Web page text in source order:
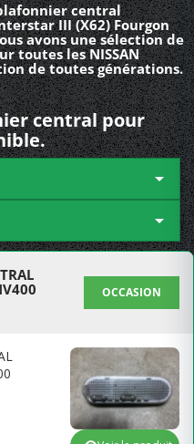
central
III (X62) Fourgon
avons une sélection de
toutes les NISSAN
de toutes générations.
central pour


OCCASION